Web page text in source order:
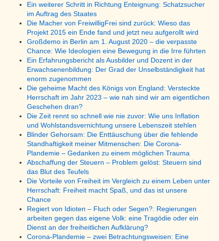
Ein weiterer Schritt in Richtung Enteignung: Schatzsucher
im Auftrag des Staates
Die Macher von FreiwilligFrei sind zurück: Wieso das
Projekt 2015 ein Ende fand und jetzt neu aufgerollt wird
Großdemo in Berlin am 1. August 2020 – die verpasste
Chance: Wie Ideologien eine Bewegung in die Irre führten
Ein Erfahrungsbericht als Ausbilder und Dozent in der
Erwachsenenbildung: Der Grad der Unselbständigkeit hat
enorm zugenommen
Die geheime Macht des Königs von England: Versteckte
Herrschaft im Jahr 2023 – wie nah sind wir am eigentlichen
Geschehen dran?
Die Zeit rennt so schnell wie nie zuvor: Wie uns Inflation
und Wohlstandsvernichtung unsere Lebenszeit stehlen
Blinder Gehorsam: Die Enttäuschung über die fehlende
Standhaftigkeit meiner Mitmenschen: Die Corona-
Plandemie – Gedanken zu einem möglichen Trauma
Abschaffung der Steuern – Problem gelöst: Steuern sind
das Blut des Teufels
Die Vorteile von Freiheit im Vergleich zu einem Leben unter
Herrschaft: Freiheit macht Spaß, und das ist unsere
Chance
Regiert von Idioten – Fluch oder Segen?: Regierungen
arbeiten gegen das eigene Volk: eine Tragödie oder ein
Dienst an der freiheitlichen Aufklärung?
Corona-Plandemie – zwei Betrachtungsweisen: Eine